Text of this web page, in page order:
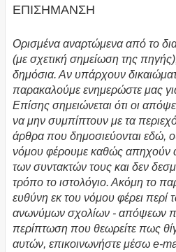
ΕΠΙΣΗΜΑΝΣΗ
Ορισμένα αναρτώμενα από το
(με σχετική σημείωση της
δημόσια. Αν υπάρχουν
παρακαλούμε ενημερώστε μας
Επίσης σημειώνεται ότι οι
να μην συμπίπτουν με τα
άρθρα που δημοσιεύονται εδώ,
νόμου φέρουμε καθώς απηχούν
των συντακτών τους και δεν
τρόπο το ιστολόγιο. Ακόμη το
ευθύνη εκ του νόμου φέρει
ανωνύμων σχολίων - απόψεων
περίπτωση που θεωρείτε πως
αυτών, επικοινωνήστε μέσω e-